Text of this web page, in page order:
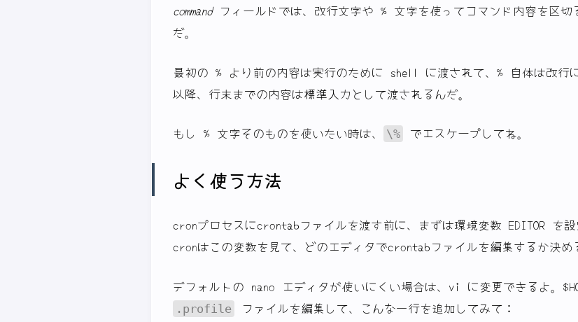
commandフィールドでは、改行文字や % 文字を使ってコマンド内容を区切
だ。
最初の % より前の内容は実行のために shell に渡されて、% 自体は改行
以降、行末までの内容は標準入力として渡されるんだ。
もし % 文字そのものを使いたい時は、 \% でエスケープしてね。
よく使う方法
cronプロセスにcrontabファイルを渡す前に、まずは環境変数 EDITOR を設
cronはこの変数を見て、どのエディタでcrontabファイルを編集するか決め
デフォルトの nano エディタが使いにくい場合は、vi に変更できるよ。
.profile ファイルを編集して、こんな一行を追加してみて：